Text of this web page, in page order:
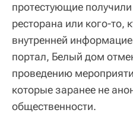
протестующие
ресторана или кого-то,
внутренней
портал, Белый дом
проведению
которые заранее не
общественности.